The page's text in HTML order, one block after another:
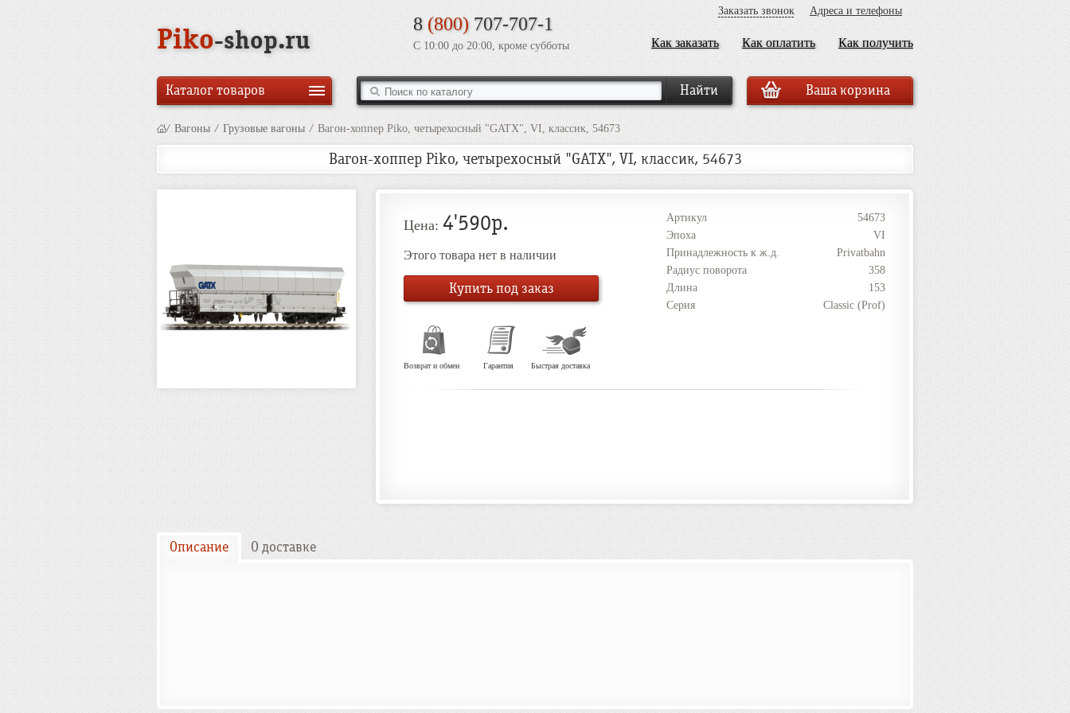
Piko-shop.ru
8 (800)707-707-1
С 10:00 до 20:00, кроме субботы
Адреса и телефоны
Заказать звонок
Как получить
Как оплатить
Как заказать
Каталог товаров Ваша корзина
/ Вагоны / Грузовые вагоны / Вагон-хоппер Piko, четырехосный "GATX", VI, классик, 54673
Вагон-хоппер Piko, четырехосный "GATX", VI, классик, 54673
Артикул
54673
Эпоха
VI
Принадлежность к ж.д.
Privatbahn
Радиус поворота
358
Длина
153
Серия
Classic (Prof)
Цена: 4'590р.
Этого товара нет в наличии
Купить под заказ
Возврат и обмен Гарантия Быстрая доставка
Описание О доставке